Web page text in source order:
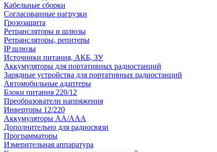
Кабельные сборки
Согласованные нагрузки
Грозозащита
Ретрансляторы и шлюзы
Ретрансляторы, репитеры
IP шлюзы
Источники питания, АКБ, ЗУ
Аккумуляторы для портативных радиостанций
Зарядные устройства для портативных радиостанций
Автомобильные адаптеры
Блоки питания 220/12
Преобразователи напряжения
Инверторы 12/220
Аккумуляторы АА/ААА
Дополнительно для радиосвязи
Программаторы
Измерительная аппаратура